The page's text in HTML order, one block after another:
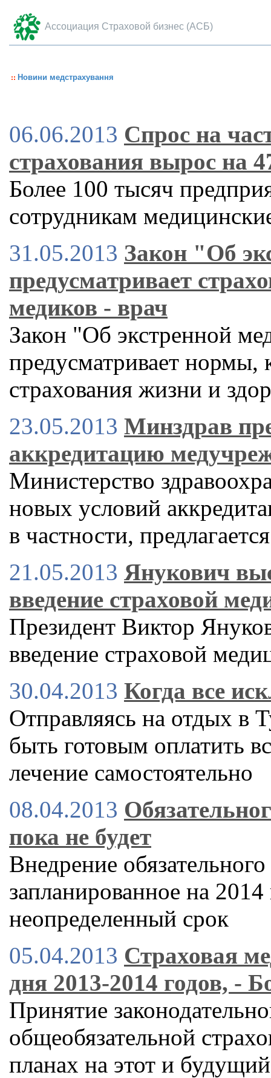
Ассоциация Страховой бизнес (АСБ)
Новини медстрахування
06.06.2013 Спрос на
страхования вырос на
Более 100 тысяч
сотрудникам
31.05.2013 Закон "Об
предусматривает
медиков - врач
Закон "Об экстренной
предусматривает нормы,
страхования жизни и
23.05.2013 Минздрав
аккредитацию
Министерство
новых условий
в частности,
21.05.2013 Янукович
введение страховой
Президент Виктор
введение страховой
30.04.2013 Когда все
Отправляясь на отдых в
быть готовым оплатить
лечение самостоятельно
08.04.2013
пока не будет
Внедрение
запланированное на
неопределенный срок
05.04.2013 Страховая
дня 2013-2014 годов, -
Принятие
общеобязательной
планах на этот и